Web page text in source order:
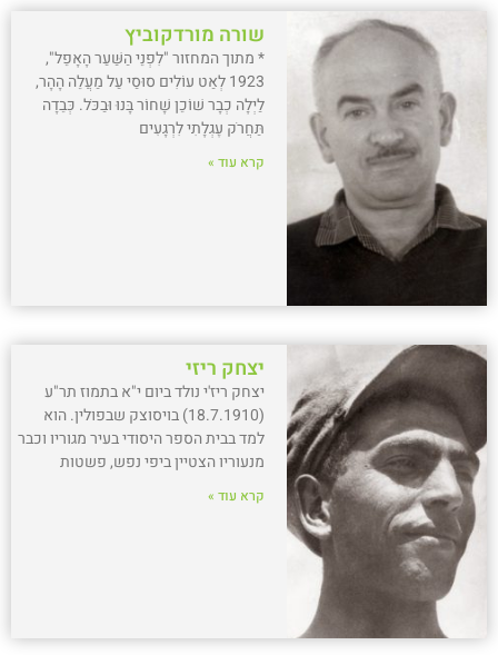
שורה מורדקוביץ
* מתוך המחזור "לִפְנֵי הַשַּׁעַר הָאָפֵל",
1923 לְאַט עוֹלִים סוּסַי עַל מַעֲלֵה הָהָר,
לַיְלָה כְבָר שׁוֹכֵן שָׁחוֹר בָּנוּ וּבַכֹּל. כְּבֵדָה
תַּחֲרֹק עֶגְלָתִי לִרְגָעִים
קרא עוד »
יצחק ריזי
יצחק ריז'י נולד ביום י"א בתמוז תר"ע
(18.7.1910) בויסוצק שבפולין. הוא
למד בבית הספר היסודי בעיר מגוריו וכבר
מנעוריו הצטיין ביפי נפש, פשטות
קרא עוד »